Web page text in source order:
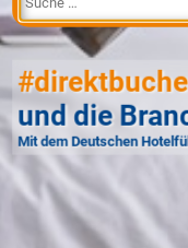
und die
Mit dem Deutschen